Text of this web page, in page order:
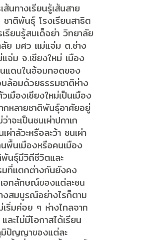
ส้นทางเรียนรู้เส้นสาย
าติพันธุ์ โรงเรียนสาธิต
รียนรู้สมเด็จย่า วิทยาลัย
ลัย มศว แม่แจ่ม ต.ช่าง
จ่ม จ.เชียงใหม่ เมือง
แดนในอ้อมกอดของ
บล้อมด้วยธรรมชาติห่าง
เมืองเชียงใหม่เป็นเมือง
กหลายชาติพันธุ์อาศัยอยู่
าจะเป็นชนเผ่าปกาเก
ผ่าลัวะหรือละว้า ชนเผ่า
พื้นเมืองหรือคนเมือง
พันธุ์มีวิถีชีวิตและ
ที่แตกต่างกันยังคง
เอกลักษณ์ของแต่ละชน
งสมบูรณ์อย่างไรก็ตาม
ริ่มค่อย ๆ ห่างไกลจาก
ละไม่มีโอกาสได้เรียน
ปัญญาของแต่ละ